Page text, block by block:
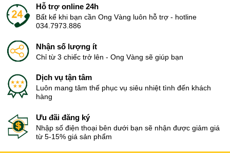
Hỗ trợ online 24h
Bất kể khi bạn cần Ong Vàng luôn hỗ trợ - hotline
034.7973.886
Nhận số lượng ít
Chỉ từ 3 chiếc trở lên - Ong Vàng sẽ giúp bạn
Dịch vụ tận tâm
Luôn mang tâm thế phục vụ siêu nhiệt tình đến khách
hàng
Ưu đãi đăng ký
Nhập số điện thoại bên dưới bạn sẽ nhận được giảm giá
từ 5-15% giá sản phẩm